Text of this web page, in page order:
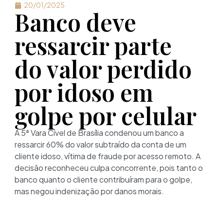
20/01/2025
Banco deve
ressarcir parte
do valor perdido
por idoso em
golpe por celular
A 5ª Vara Cível de Brasília condenou um banco a
ressarcir 60% do valor subtraído da conta de um
cliente idoso, vítima de fraude por acesso remoto. A
decisão reconheceu culpa concorrente, pois tanto o
banco quanto o cliente contribuíram para o golpe,
mas negou indenização por danos morais.